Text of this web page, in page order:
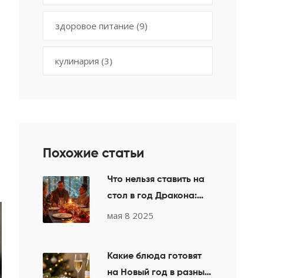
здоровое питание (9)
кулинария (3)
Похожие статьи
Что нельзя ставить на
стол в год Дракона:
важные правила для
мая 8 2025
Какие блюда готовят
на Новый год в разных